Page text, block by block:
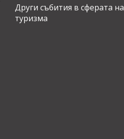
Други събития в сферата на
туризма